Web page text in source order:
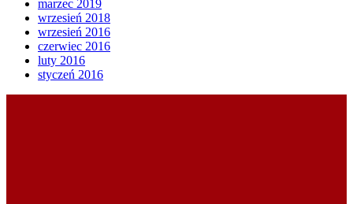
marzec 2019
wrzesień 2018
wrzesień 2016
czerwiec 2016
luty 2016
styczeń 2016